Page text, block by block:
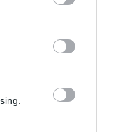
party tags to
in below Google
kötődésű vagy
Ráduly Marianna fotói
AZ ELSŐ